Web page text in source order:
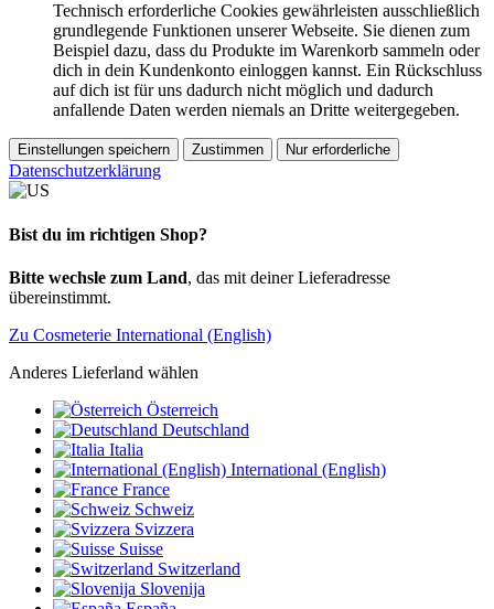
Technisch erforderliche Cookies gewährleisten ausschließlich
grundlegende Funktionen unserer Webseite. Sie dienen zum
Beispiel dazu, dass du Produkte im Warenkorb sammeln oder
dich in dein Kundenkonto einloggen kannst. Ein Rückschluss
auf dich ist für uns dadurch nicht möglich und dadurch
anfallende Daten werden niemals an Dritte weitergegeben.
Einstellungen speichern Zustimmen Nur erforderliche
Datenschutzerklärung
Bist du im richtigen Shop?
Bitte wechsle zum Land, das mit deiner Lieferadresse
übereinstimmt.
Zu Cosmeterie International (English)
Anderes Lieferland wählen
Österreich
Deutschland
Italia
International (English)
France
Schweiz
Svizzera
Suisse
Switzerland
Slovenija